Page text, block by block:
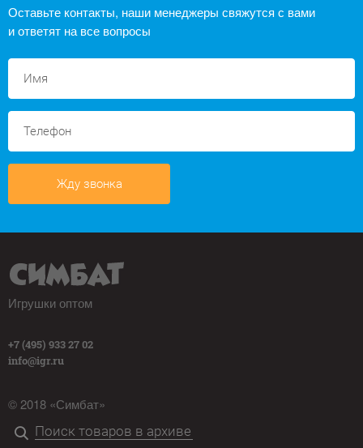
Оставьте контакты, наши менеджеры свяжутся с вами
и ответят на все вопросы
Жду звонка
Игрушки оптом
+7 (495) 933 27 02
info@igr.ru
© 2018 «Симбат»